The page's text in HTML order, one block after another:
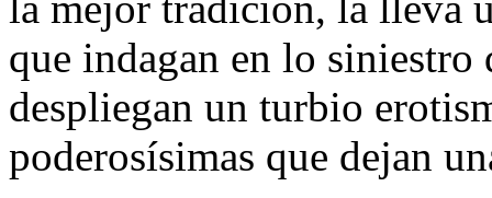
que indagan en lo siniestro
despliegan un turbio
poderosísimas que dejan